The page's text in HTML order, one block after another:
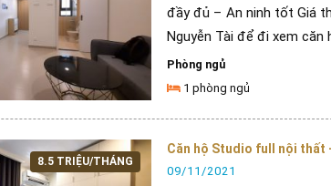
đầy đủ – An ninh tốt Giá
Nguyễn Tài để đi xem căn
Phòng ngủ
1 phòng ngủ
8.5 TRIỆU/THÁNG
Căn hộ Studio full nội
09/11/2021